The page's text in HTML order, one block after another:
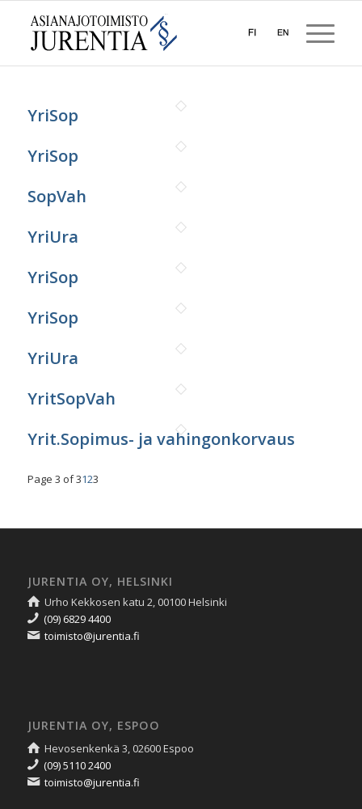
YriSop
YriSop
SopVah
YriUra
YriSop
YriSop
YriUra
YritSopVah
Yrit.Sopimus- ja vahingonkorvaus
Page 3 of 3123
JURENTIA OY, HELSINKI
Urho Kekkosen katu 2, 00100 Helsinki
(09) 6829 4400
toimisto@jurentia.fi
JURENTIA OY, ESPOO
Hevosenkenkä 3, 02600 Espoo
(09) 5110 2400
toimisto@jurentia.fi